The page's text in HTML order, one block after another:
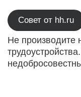
Совет от hh.ru
Не производите